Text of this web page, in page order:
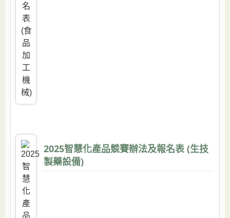
2025智慧化產品競賽辦法及報名表 (生技
製藥設備)